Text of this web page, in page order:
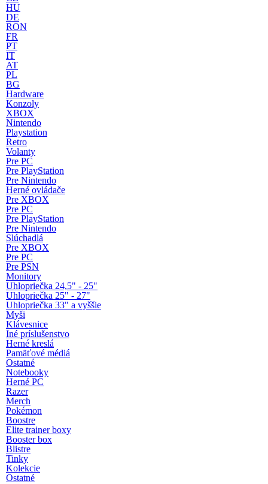
HU
DE
RON
FR
PT
IT
AT
PL
BG
Hardware
Konzoly
XBOX
Nintendo
Playstation
Retro
Volanty
Pre PC
Pre PlayStation
Pre Nintendo
Herné ovládače
Pre XBOX
Pre PC
Pre PlayStation
Pre Nintendo
Slúchadlá
Pre XBOX
Pre PC
Pre PSN
Monitory
Uhlopriečka 24,5" - 25"
Uhlopriečka 25" - 27"
Uhlopriečka 33" a vyššie
Myši
Klávesnice
Iné príslušenstvo
Herné kreslá
Pamäťové médiá
Ostatné
Notebooky
Herné PC
Razer
Merch
Pokémon
Boostre
Elite trainer boxy
Booster box
Blistre
Tinky
Kolekcie
Ostatné